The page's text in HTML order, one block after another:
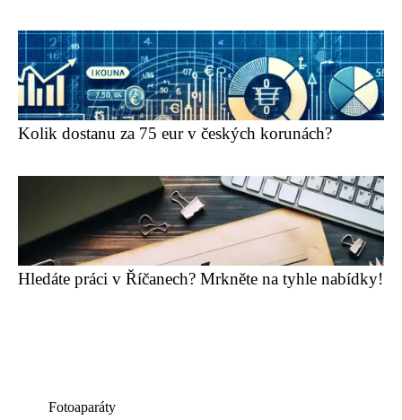
Kolik dostanu za 75 eur v českých korunách?
Hledáte práci v Říčanech? Mrkněte na tyhle nabídky!
Fotoaparáty